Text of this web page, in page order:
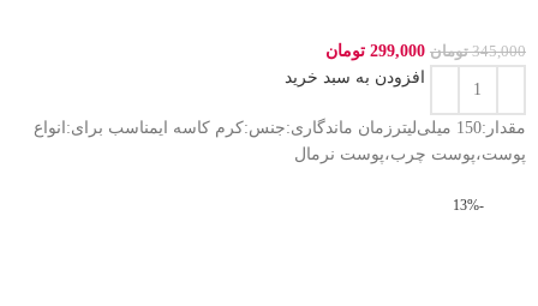
345,000 تومان 299,000 تومان
افزودن به سبد خرید
مقدار:150 میلی‌لیترزمان ماندگاری:جنس:کرم کاسه ایمناسب برای:انواع
پوست،پوست چرب،پوست نرمال
-13%